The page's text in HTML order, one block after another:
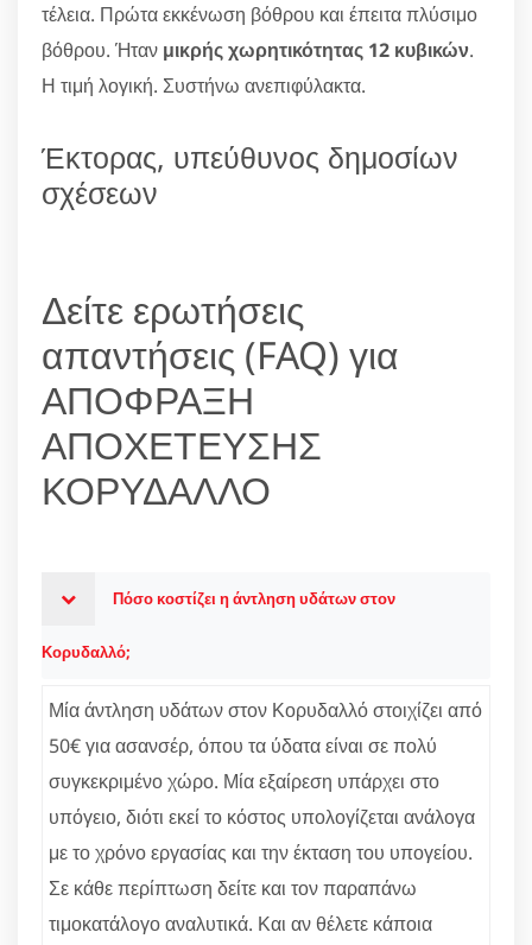
τέλεια. Πρώτα εκκένωση βόθρου και έπειτα πλύσιμο
βόθρου. Ήταν μικρής χωρητικότητας 12 κυβικών.
Η τιμή λογική. Συστήνω ανεπιφύλακτα.
Έκτορας, υπεύθυνος δημοσίων
σχέσεων
Δείτε ερωτήσεις
απαντήσεις (FAQ) για
ΑΠΟΦΡΑΞΗ
ΑΠΟΧΕΤΕΥΣΗΣ
ΚΟΡΥΔΑΛΛΟ
Πόσο κοστίζει η άντληση υδάτων στον
Κορυδαλλό;
Μία άντληση υδάτων στον Κορυδαλλό στοιχίζει από
50€ για ασανσέρ, όπου τα ύδατα είναι σε πολύ
συγκεκριμένο χώρο. Μία εξαίρεση υπάρχει στο
υπόγειο, διότι εκεί το κόστος υπολογίζεται ανάλογα
με το χρόνο εργασίας και την έκταση του υπογείου.
Σε κάθε περίπτωση δείτε και τον παραπάνω
τιμοκατάλογο αναλυτικά. Και αν θέλετε κάποια